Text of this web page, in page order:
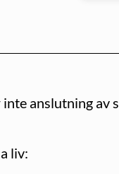
anslutning av
liv: